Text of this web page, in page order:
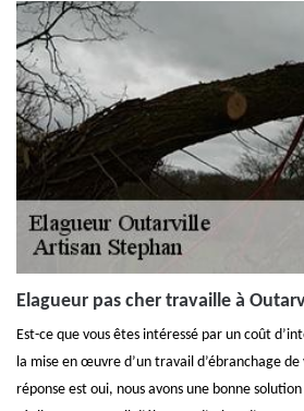
Elagueur pas cher travaille à
Est-ce que vous êtes intéressé par un coût
la mise en œuvre d’un travail d’ébranchage
réponse est oui, nous avons une bonne